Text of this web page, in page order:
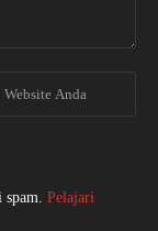
spam. Pelajari